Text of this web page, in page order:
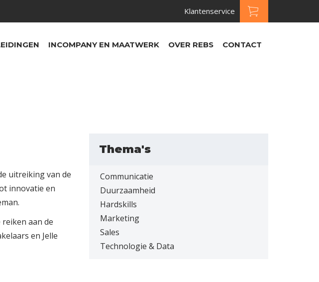
Klantenservice
INCOMPANY EN MAATWERK OVER REBS CONTACT
uitreiking van de
innovatie en
aan de
en Jelle
Thema's
Communicatie
Duurzaamheid
Hardskills
Marketing
Sales
Technologie & Data